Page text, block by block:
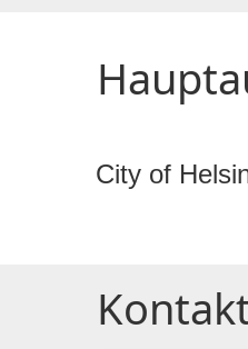
City of